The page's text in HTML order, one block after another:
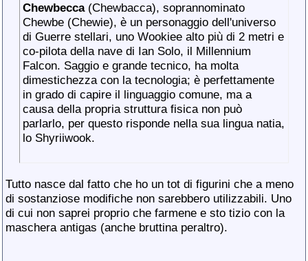
Chewbecca(Chewbacca), soprannominato
Chewbe (Chewie), è un personaggio dell'universo
di Guerre stellari, uno Wookiee alto più di 2 metri e
co-pilota della nave di Ian Solo, il Millennium
Falcon. Saggio e grande tecnico, ha molta
dimestichezza con la tecnologia; è perfettamente
in grado di capire il linguaggio comune, ma a
causa della propria struttura fisica non può
parlarlo, per questo risponde nella sua lingua natia,
lo Shyriiwook.
Tutto nasce dal fatto che ho un tot di figurini che a meno
di sostanziose modifiche non sarebbero utilizzabili. Uno
di cui non saprei proprio che farmene e sto tizio con la
maschera antigas (anche bruttina peraltro).